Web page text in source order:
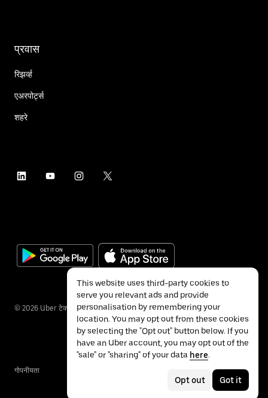
प्रवास
रिझर्व्ह
एअरपोर्ट्स
शहरे
© 2026 Uber टेक्नॉलॉजीज इंक.
गोपनीयता
This website uses third-party cookies to
serve you relevant ads and provide
personalisation by remembering your
location. You may opt out from these cookies
by selecting the "Opt out" button below. If you
have an Uber account, you may opt out of the
"sale" or "sharing" of your data here.
Opt out Got it